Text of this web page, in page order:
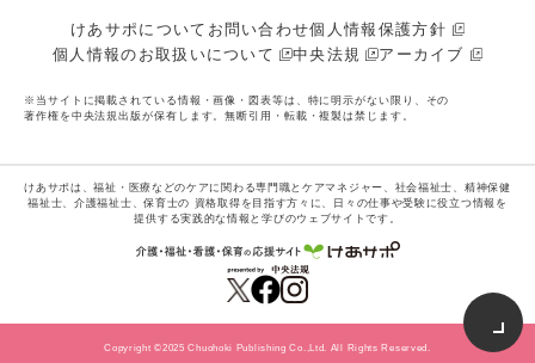
けあサポについて お問い合わせ個人情報保護方針
個人情報のお取扱いについて
中央法規 アーカイブ
※当サイトに掲載されている情報・画像・図表等は、特に明示がない限り、その
著作権を中央法規出版が保有します。無断引用・転載・複製は禁じます。
けあサポは、福祉・医療などのケアに関わる専門職とケアマネジャー、社会福祉士、精神保健
福祉士、介護福祉士、保育士の 資格取得を目指す方々に、日々の仕事や受験に役立つ情報を
提供する実践的な情報と学びのウェブサイトです。
Copyright ©2025 Chuohoki Publishing Co.,Ltd. All Rights Reserved.